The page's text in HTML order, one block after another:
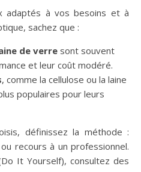
adaptés à vos besoins et à
sachez que :
de verre sont souvent
et leur coût modéré.
, comme la cellulose ou la laine
populaires pour leurs
définissez la méthode :
recours à un professionnel.
It Yourself), consultez des